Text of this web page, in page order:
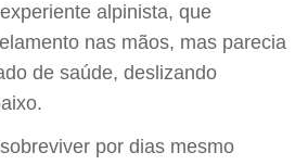
alpinista, que
nas mãos, mas parecia
de saúde, deslizando
por dias mesmo